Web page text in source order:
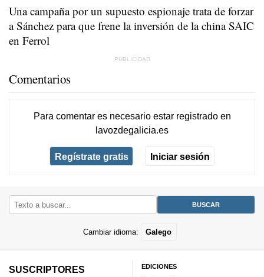
Una campaña por un supuesto espionaje trata de forzar
a Sánchez para que frene la inversión de la china SAIC
en Ferrol
Comentarios
Para comentar es necesario estar registradoen
lavozdegalicia.es
Regístrate gratis Iniciar sesión
Cambiar idioma: Galego
SUSCRIPTORES
EDICIONES